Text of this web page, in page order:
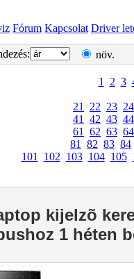
Fórum Kapcsolat Driver
növ.
1 2 3
21 22 23 24
41
42 43 44
61
62 63 64
81
82 83 84
101
102 103 104 105
kijelzõ
1 héten